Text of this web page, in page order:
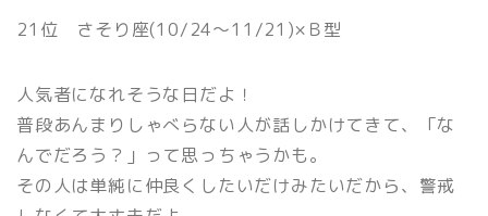
21位 さそり座(10/24〜11/21)×Ｂ型
人気者になれそうな日だよ！
普段あんまりしゃべらない人が話しかけてきて、「な
んでだろう？」って思っちゃうかも。
その人は単純に仲良くしたいだけみたいだから、警戒